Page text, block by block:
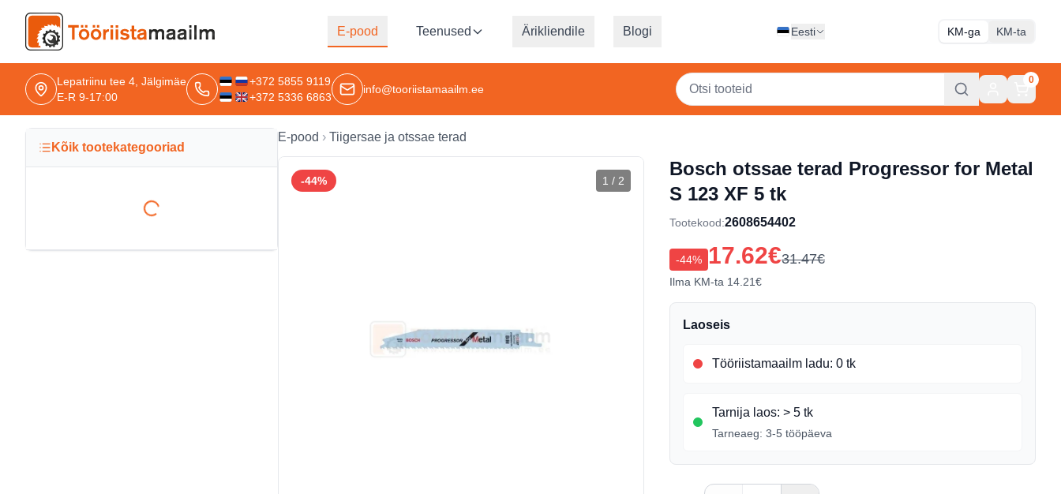
E-pood
Teenused Ärikliendile Blogi Eesti KM-ga KM-ta
Lepatriinu tee 4, Jälgimäe
E-R 9-17:00
+372 5855 9119
+372 5336 6863
info@tooriistamaailm.ee
0
Kõik tootekategooriad
E-pood Tiigersae ja otssae terad
-44% 1 / 2
Bosch otssae terad Progressor for Metal
S 123 XF 5 tk
Tootekood:2608654402
-44% 17.62€31.47€
Ilma KM-ta 14.21€
Laoseis
Tööriistamaailm ladu: 0 tk
Tarnija laos: > 5 tk
Tarneaeg: 3-5 tööpäeva